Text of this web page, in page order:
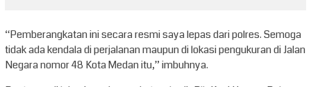
“Pemberangkatan ini secara resmi saya lepas dari polres. Semoga
tidak ada kendala di perjalanan maupun di lokasi pengukuran di Jalan
Negara nomor 48 Kota Medan itu,” imbuhnya.